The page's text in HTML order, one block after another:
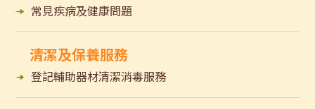
常見疾病及健康問題
清潔及保養服務
登記輔助器材清潔消毒服務